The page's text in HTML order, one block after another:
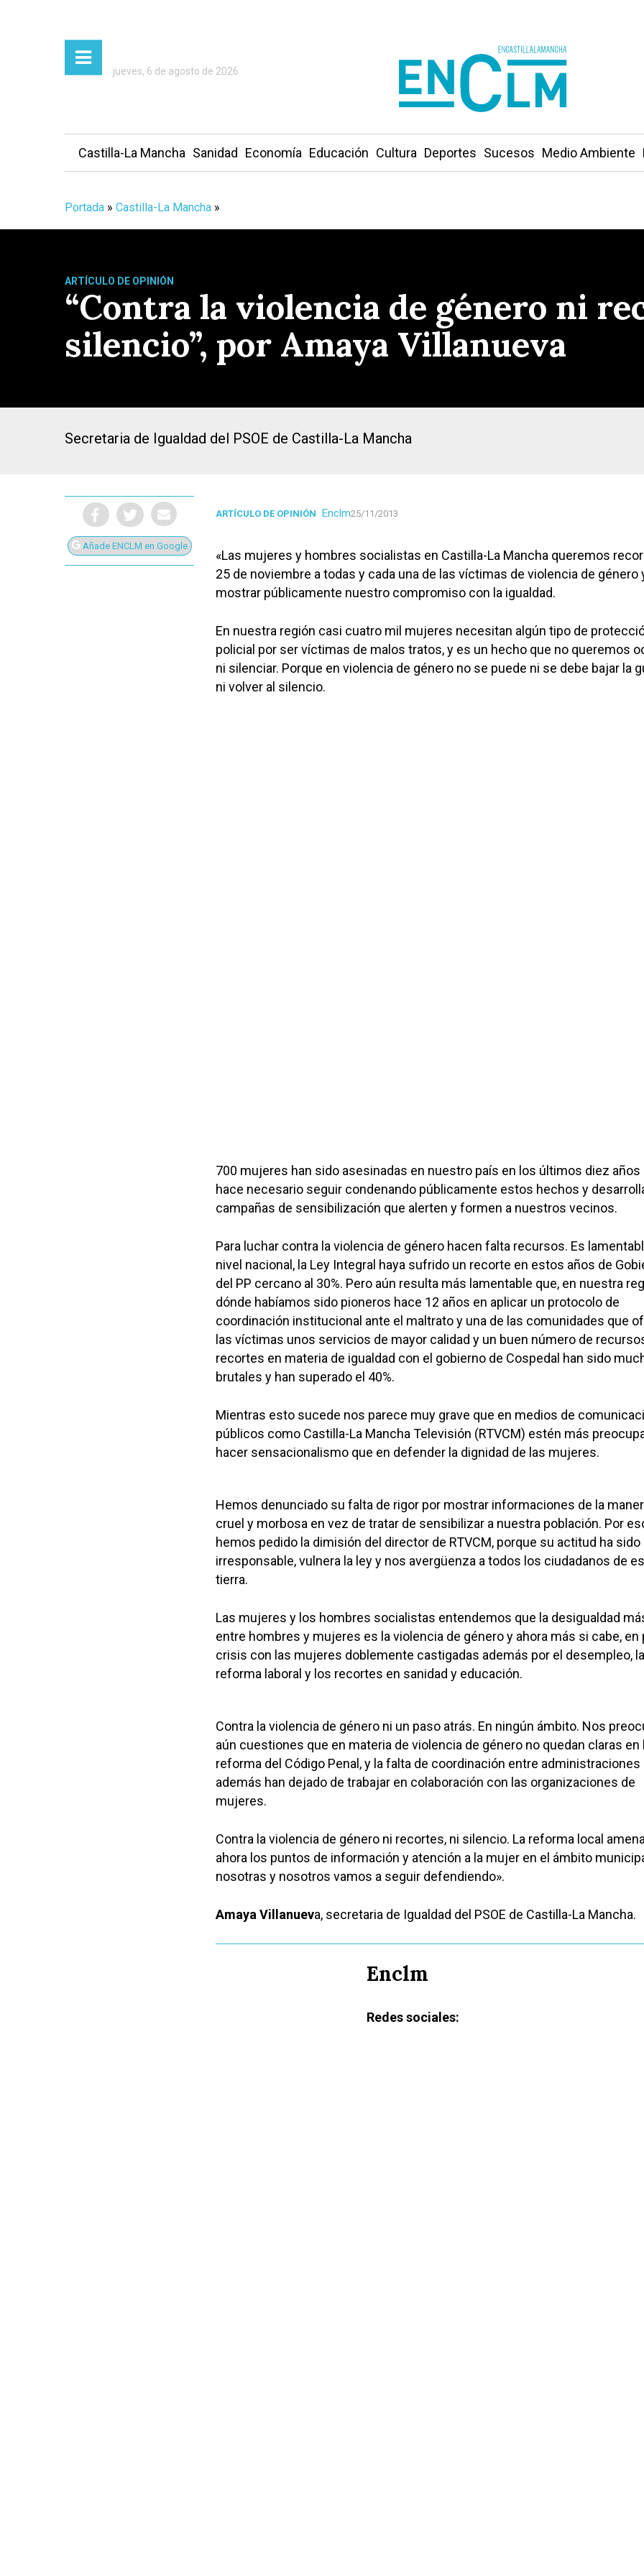
Presiona Intro para buscar o ESC para cerrar
jueves, 6 de agosto de 2026
Castilla-La Mancha Sanidad Economía Educación Cultura Deportes Sucesos Medio Ambiente
Portada » Castilla-La Mancha »
ARTÍCULO DE OPINIÓN
“Contra la violencia de género ni
silencio”, por Amaya Villanueva
Secretaria de Igualdad del PSOE de Castilla-La Mancha
Añade ENCLM en Google
ARTÍCULO DE OPINIÓN Enclm25/11/2013
«Las mujeres y hombres socialistas en Castilla-La Mancha queremos
25 de noviembre a todas y cada una de las víctimas de violencia de género
mostrar públicamente nuestro compromiso con la igualdad.
En nuestra región casi cuatro mil mujeres necesitan algún tipo de
policial por ser víctimas de malos tratos, y es un hecho que no queremos
ni silenciar. Porque en violencia de género no se puede ni se debe bajar la
ni volver al silencio.
700 mujeres han sido asesinadas en nuestro país en los últimos diez años
hace necesario seguir condenando públicamente estos hechos y
campañas de sensibilización que alerten y formen a nuestros vecinos.
Para luchar contra la violencia de género hacen falta recursos. Es
nivel nacional, la Ley Integral haya sufrido un recorte en estos años de
del PP cercano al 30%. Pero aún resulta más lamentable que, en nuestra
dónde habíamos sido pioneros hace 12 años en aplicar un protocolo de
coordinación institucional ante el maltrato y una de las comunidades que
las víctimas unos servicios de mayor calidad y un buen número de
recortes en materia de igualdad con el gobierno de Cospedal han sido
brutales y han superado el 40%.
Mientras esto sucede nos parece muy grave que en medios de
públicos como Castilla-La Mancha Televisión (RTVCM) estén más
hacer sensacionalismo que en defender la dignidad de las mujeres.
Hemos denunciado su falta de rigor por mostrar informaciones de la
cruel y morbosa en vez de tratar de sensibilizar a nuestra población. Por
hemos pedido la dimisión del director de RTVCM, porque su actitud ha sido
irresponsable, vulnera la ley y nos avergüenza a todos los ciudadanos de
tierra.
Las mujeres y los hombres socialistas entendemos que la desigualdad
entre hombres y mujeres es la violencia de género y ahora más si cabe, en
crisis con las mujeres doblemente castigadas además por el desempleo, la
reforma laboral y los recortes en sanidad y educación.
Contra la violencia de género ni un paso atrás. En ningún ámbito. Nos
aún cuestiones que en materia de violencia de género no quedan claras en
reforma del Código Penal, y la falta de coordinación entre administraciones
además han dejado de trabajar en colaboración con las organizaciones de
mujeres.
Contra la violencia de género ni recortes, ni silencio. La reforma local
ahora los puntos de información y atención a la mujer en el ámbito
nosotras y nosotros vamos a seguir defendiendo».
Amaya Villanueva, secretaria de Igualdad del PSOE de Castilla-La Mancha.
Enclm
Redes sociales: